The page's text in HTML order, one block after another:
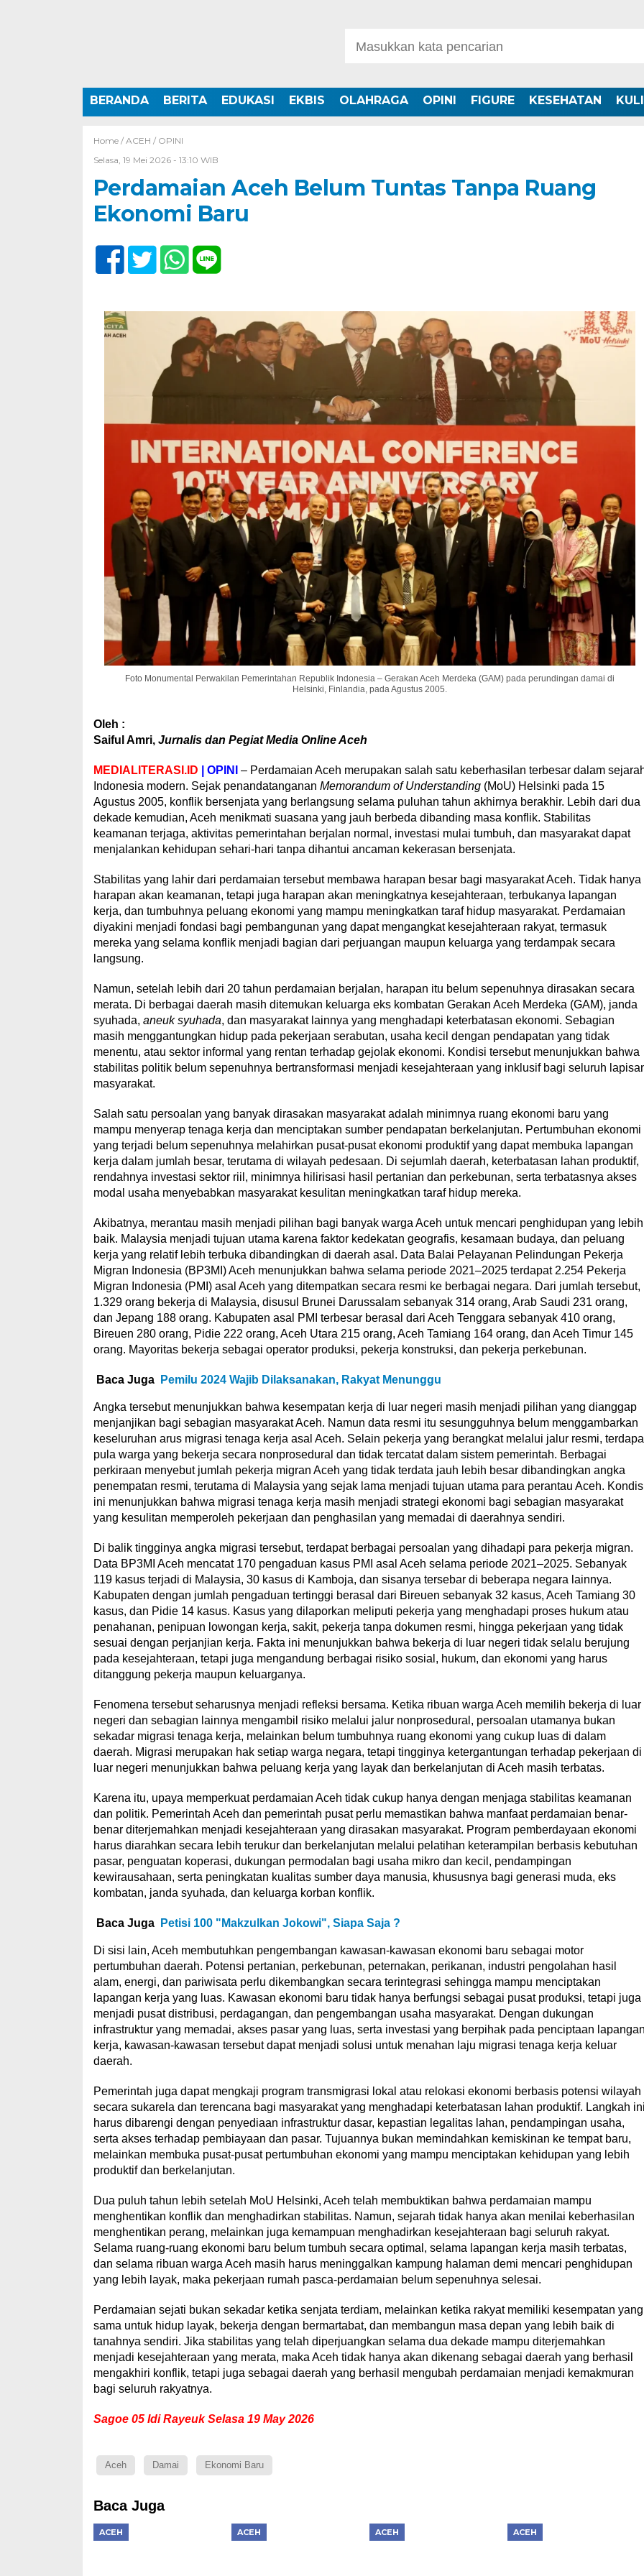
BERANDA BERITA EDUKASI EKBIS OLAHRAGA OPINI FIGURE KESEHATAN
Home / ACEH / OPINI
Selasa, 19 Mei 2026 - 13:10 WIB
Perdamaian Aceh Belum Tuntas Tanpa Ruang
Ekonomi Baru
Foto Monumental Perwakilan Pemerintahan Republik Indonesia – Gerakan Aceh Merdeka (GAM) pada perundingan damai di
Helsinki, Finlandia, pada Agustus 2005.
Oleh :
Saiful Amri, Jurnalis dan Pegiat Media Online Aceh
MEDIALITERASI.ID | OPINI
– Perdamaian Aceh merupakan salah satu keberhasilan terbesar dalam
Indonesia modern. Sejak penandatanganan Memorandum of Understanding(MoU) Helsinki pada 15
Agustus 2005, konflik bersenjata yang berlangsung selama puluhan tahun akhirnya berakhir. Lebih dari dua
dekade kemudian, Aceh menikmati suasana yang jauh berbeda dibanding masa konflik. Stabilitas
keamanan terjaga, aktivitas pemerintahan berjalan normal, investasi mulai tumbuh, dan masyarakat dapat
menjalankan kehidupan sehari-hari tanpa dihantui ancaman kekerasan bersenjata.
Stabilitas yang lahir dari perdamaian tersebut membawa harapan besar bagi masyarakat Aceh. Tidak hanya
harapan akan keamanan, tetapi juga harapan akan meningkatnya kesejahteraan, terbukanya lapangan
kerja, dan tumbuhnya peluang ekonomi yang mampu meningkatkan taraf hidup masyarakat. Perdamaian
diyakini menjadi fondasi bagi pembangunan yang dapat mengangkat kesejahteraan rakyat, termasuk
mereka yang selama konflik menjadi bagian dari perjuangan maupun keluarga yang terdampak secara
langsung.
Namun, setelah lebih dari 20 tahun perdamaian berjalan, harapan itu belum sepenuhnya dirasakan secara
merata. Di berbagai daerah masih ditemukan keluarga eks kombatan Gerakan Aceh Merdeka (GAM), janda
syuhada, aneuk syuhada, dan masyarakat lainnya yang menghadapi keterbatasan ekonomi. Sebagian
masih menggantungkan hidup pada pekerjaan serabutan, usaha kecil dengan pendapatan yang tidak
menentu, atau sektor informal yang rentan terhadap gejolak ekonomi. Kondisi tersebut menunjukkan bahwa
stabilitas politik belum sepenuhnya bertransformasi menjadi kesejahteraan yang inklusif bagi seluruh
masyarakat.
Salah satu persoalan yang banyak dirasakan masyarakat adalah minimnya ruang ekonomi baru yang
mampu menyerap tenaga kerja dan menciptakan sumber pendapatan berkelanjutan. Pertumbuhan ekonomi
yang terjadi belum sepenuhnya melahirkan pusat-pusat ekonomi produktif yang dapat membuka lapangan
kerja dalam jumlah besar, terutama di wilayah pedesaan. Di sejumlah daerah, keterbatasan lahan produktif,
rendahnya investasi sektor riil, minimnya hilirisasi hasil pertanian dan perkebunan, serta terbatasnya akses
modal usaha menyebabkan masyarakat kesulitan meningkatkan taraf hidup mereka.
Akibatnya, merantau masih menjadi pilihan bagi banyak warga Aceh untuk mencari penghidupan yang lebih
baik. Malaysia menjadi tujuan utama karena faktor kedekatan geografis, kesamaan budaya, dan peluang
kerja yang relatif lebih terbuka dibandingkan di daerah asal. Data Balai Pelayanan Pelindungan Pekerja
Migran Indonesia (BP3MI) Aceh menunjukkan bahwa selama periode 2021–2025 terdapat 2.254 Pekerja
Migran Indonesia (PMI) asal Aceh yang ditempatkan secara resmi ke berbagai negara. Dari jumlah tersebut,
1.329 orang bekerja di Malaysia, disusul Brunei Darussalam sebanyak 314 orang, Arab Saudi 231 orang,
dan Jepang 188 orang. Kabupaten asal PMI terbesar berasal dari Aceh Tenggara sebanyak 410 orang,
Bireuen 280 orang, Pidie 222 orang, Aceh Utara 215 orang, Aceh Tamiang 164 orang, dan Aceh Timur 145
orang. Mayoritas bekerja sebagai operator produksi, pekerja konstruksi, dan pekerja perkebunan.
Baca Juga Pemilu 2024 Wajib Dilaksanakan, Rakyat Menunggu
Angka tersebut menunjukkan bahwa kesempatan kerja di luar negeri masih menjadi pilihan yang dianggap
menjanjikan bagi sebagian masyarakat Aceh. Namun data resmi itu sesungguhnya belum menggambarkan
keseluruhan arus migrasi tenaga kerja asal Aceh. Selain pekerja yang berangkat melalui jalur resmi,
pula warga yang bekerja secara nonprosedural dan tidak tercatat dalam sistem pemerintah. Berbagai
perkiraan menyebut jumlah pekerja migran Aceh yang tidak terdata jauh lebih besar dibandingkan angka
penempatan resmi, terutama di Malaysia yang sejak lama menjadi tujuan utama para perantau Aceh.
ini menunjukkan bahwa migrasi tenaga kerja masih menjadi strategi ekonomi bagi sebagian masyarakat
yang kesulitan memperoleh pekerjaan dan penghasilan yang memadai di daerahnya sendiri.
Di balik tingginya angka migrasi tersebut, terdapat berbagai persoalan yang dihadapi para pekerja migran.
Data BP3MI Aceh mencatat 170 pengaduan kasus PMI asal Aceh selama periode 2021–2025. Sebanyak
119 kasus terjadi di Malaysia, 30 kasus di Kamboja, dan sisanya tersebar di beberapa negara lainnya.
Kabupaten dengan jumlah pengaduan tertinggi berasal dari Bireuen sebanyak 32 kasus, Aceh Tamiang 30
kasus, dan Pidie 14 kasus. Kasus yang dilaporkan meliputi pekerja yang menghadapi proses hukum atau
penahanan, penipuan lowongan kerja, sakit, pekerja tanpa dokumen resmi, hingga pekerjaan yang tidak
sesuai dengan perjanjian kerja. Fakta ini menunjukkan bahwa bekerja di luar negeri tidak selalu berujung
pada kesejahteraan, tetapi juga mengandung berbagai risiko sosial, hukum, dan ekonomi yang harus
ditanggung pekerja maupun keluarganya.
Fenomena tersebut seharusnya menjadi refleksi bersama. Ketika ribuan warga Aceh memilih bekerja di luar
negeri dan sebagian lainnya mengambil risiko melalui jalur nonprosedural, persoalan utamanya bukan
sekadar migrasi tenaga kerja, melainkan belum tumbuhnya ruang ekonomi yang cukup luas di dalam
daerah. Migrasi merupakan hak setiap warga negara, tetapi tingginya ketergantungan terhadap pekerjaan di
luar negeri menunjukkan bahwa peluang kerja yang layak dan berkelanjutan di Aceh masih terbatas.
Karena itu, upaya memperkuat perdamaian Aceh tidak cukup hanya dengan menjaga stabilitas keamanan
dan politik. Pemerintah Aceh dan pemerintah pusat perlu memastikan bahwa manfaat perdamaian benar-
benar diterjemahkan menjadi kesejahteraan yang dirasakan masyarakat. Program pemberdayaan ekonomi
harus diarahkan secara lebih terukur dan berkelanjutan melalui pelatihan keterampilan berbasis kebutuhan
pasar, penguatan koperasi, dukungan permodalan bagi usaha mikro dan kecil, pendampingan
kewirausahaan, serta peningkatan kualitas sumber daya manusia, khususnya bagi generasi muda, eks
kombatan, janda syuhada, dan keluarga korban konflik.
Baca Juga Petisi 100 "Makzulkan Jokowi", Siapa Saja ?
Di sisi lain, Aceh membutuhkan pengembangan kawasan-kawasan ekonomi baru sebagai motor
pertumbuhan daerah. Potensi pertanian, perkebunan, peternakan, perikanan, industri pengolahan hasil
alam, energi, dan pariwisata perlu dikembangkan secara terintegrasi sehingga mampu menciptakan
lapangan kerja yang luas. Kawasan ekonomi baru tidak hanya berfungsi sebagai pusat produksi, tetapi juga
menjadi pusat distribusi, perdagangan, dan pengembangan usaha masyarakat. Dengan dukungan
infrastruktur yang memadai, akses pasar yang luas, serta investasi yang berpihak pada penciptaan
kerja, kawasan-kawasan tersebut dapat menjadi solusi untuk menahan laju migrasi tenaga kerja keluar
daerah.
Pemerintah juga dapat mengkaji program transmigrasi lokal atau relokasi ekonomi berbasis potensi wilayah
secara sukarela dan terencana bagi masyarakat yang menghadapi keterbatasan lahan produktif. Langkah
harus dibarengi dengan penyediaan infrastruktur dasar, kepastian legalitas lahan, pendampingan usaha,
serta akses terhadap pembiayaan dan pasar. Tujuannya bukan memindahkan kemiskinan ke tempat baru,
melainkan membuka pusat-pusat pertumbuhan ekonomi yang mampu menciptakan kehidupan yang lebih
produktif dan berkelanjutan.
Dua puluh tahun lebih setelah MoU Helsinki, Aceh telah membuktikan bahwa perdamaian mampu
menghentikan konflik dan menghadirkan stabilitas. Namun, sejarah tidak hanya akan menilai keberhasilan
menghentikan perang, melainkan juga kemampuan menghadirkan kesejahteraan bagi seluruh rakyat.
Selama ruang-ruang ekonomi baru belum tumbuh secara optimal, selama lapangan kerja masih terbatas,
dan selama ribuan warga Aceh masih harus meninggalkan kampung halaman demi mencari penghidupan
yang lebih layak, maka pekerjaan rumah pasca-perdamaian belum sepenuhnya selesai.
Perdamaian sejati bukan sekadar ketika senjata terdiam, melainkan ketika rakyat memiliki kesempatan yang
sama untuk hidup layak, bekerja dengan bermartabat, dan membangun masa depan yang lebih baik di
tanahnya sendiri. Jika stabilitas yang telah diperjuangkan selama dua dekade mampu diterjemahkan
menjadi kesejahteraan yang merata, maka Aceh tidak hanya akan dikenang sebagai daerah yang berhasil
mengakhiri konflik, tetapi juga sebagai daerah yang berhasil mengubah perdamaian menjadi kemakmuran
bagi seluruh rakyatnya.
Sagoe 05 Idi Rayeuk Selasa 19 May 2026
Aceh Damai Ekonomi Baru
Baca Juga
ACEH ACEH ACEH ACEH